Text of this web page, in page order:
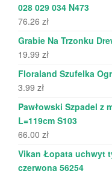
028 029 034 N473
76.26 zł
Grabie Na Trzonku
19.99 zł
Floraland Szufelka
3.99 zł
Pawłowski Szpadel z
L=119cm S103
66.00 zł
Vikan Łopata uchwyt
czerwona 56254